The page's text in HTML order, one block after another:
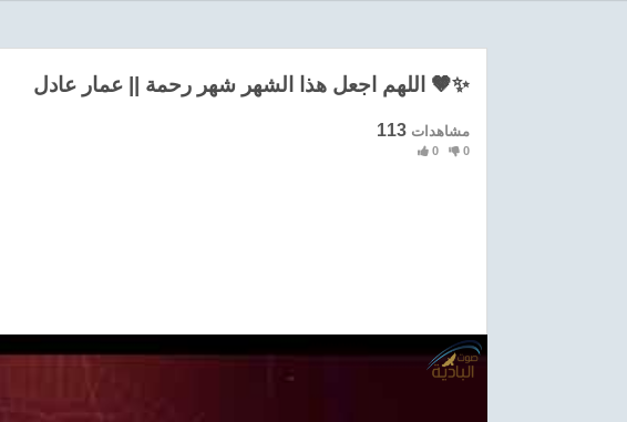
اللهم اجعل هذا الشهر شهر رحمة || عمار عادل 🤎✨
113 مشاهدات
0 0